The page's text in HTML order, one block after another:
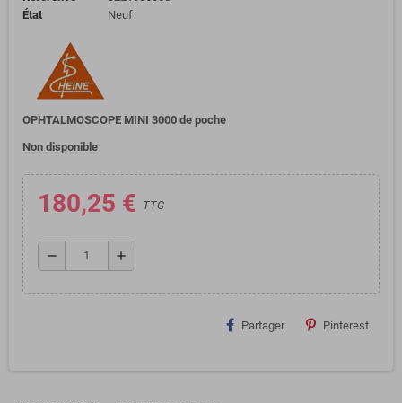
État
Neuf
OPHTALMOSCOPE MINI 3000 de poche
Non disponible
180,25 € TTC
remove add
Partager Pinterest